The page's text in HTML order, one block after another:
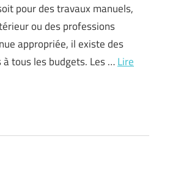
pour des travaux manuels,
ou des professions
appropriée, il existe des
tous les budgets. Les …Lire